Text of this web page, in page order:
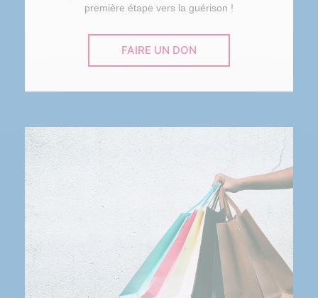
première étape vers la guérison !
FAIRE UN DON